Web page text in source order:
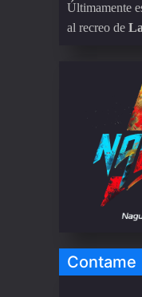
Últimamente
al recreo de
Contame